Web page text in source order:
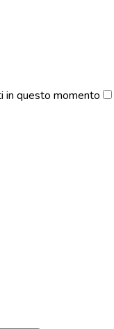
in questo momento